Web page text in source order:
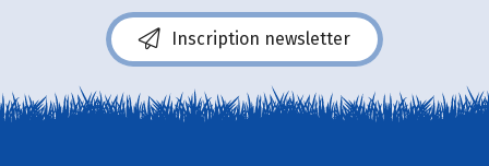
Inscription newsletter